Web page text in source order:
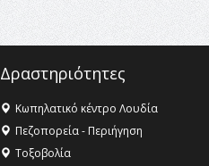
Δραστηριότητες
Κωπηλατικό κέντρο Λουδία
Πεζοπορεία - Περιήγηση
Τοξοβολία